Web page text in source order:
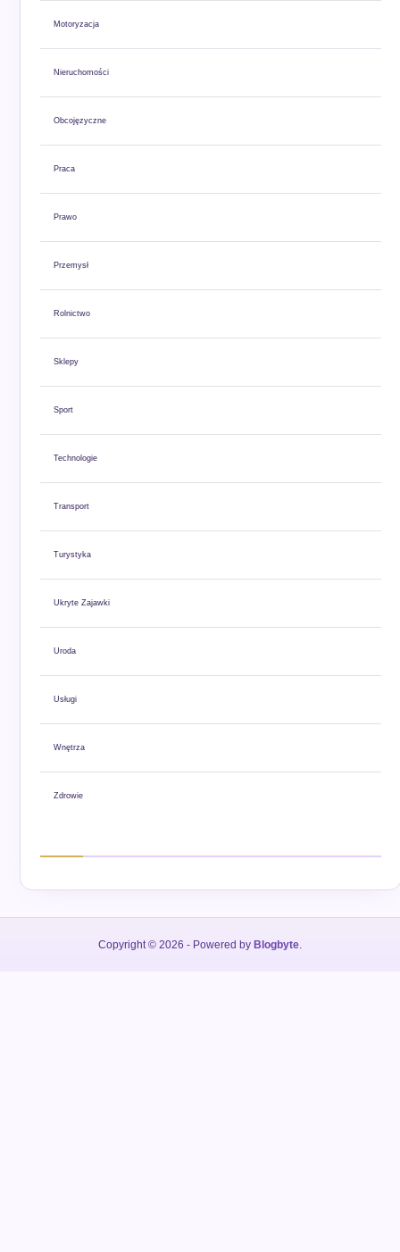
Motoryzacja
Nieruchomości
Obcojęzyczne
Praca
Prawo
Przemysł
Rolnictwo
Sklepy
Sport
Technologie
Transport
Turystyka
Ukryte Zajawki
Uroda
Usługi
Wnętrza
Zdrowie
Copyright © 2026 - Powered by Blogbyte.